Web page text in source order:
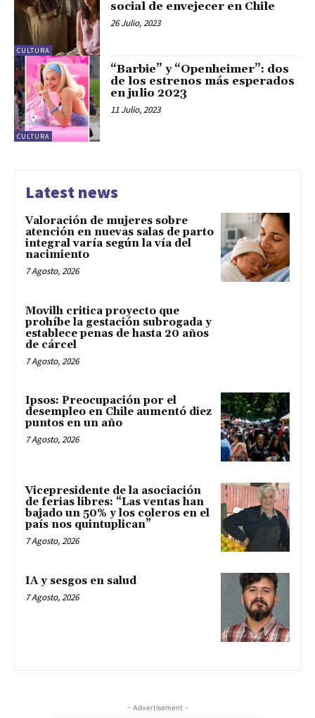
CULTURA
social de envejecer en Chile
26 Julio, 2023
CULTURA
“Barbie” y “Openheimer”: dos
de los estrenos más esperados
en julio 2023
11 Julio, 2023
Latest news
Valoración de mujeres sobre
atención en nuevas salas de parto
integral varía según la vía del
nacimiento
7 Agosto, 2026
Movilh critica proyecto que
prohíbe la gestación subrogada y
establece penas de hasta 20 años
de cárcel
7 Agosto, 2026
Ipsos: Preocupación por el
desempleo en Chile aumentó diez
puntos en un año
7 Agosto, 2026
Vicepresidente de la asociación
de ferias libres: “Las ventas han
bajado un 50% y los coleros en el
país nos quintuplican”
7 Agosto, 2026
IA y sesgos en salud
7 Agosto, 2026
- Advertisement -